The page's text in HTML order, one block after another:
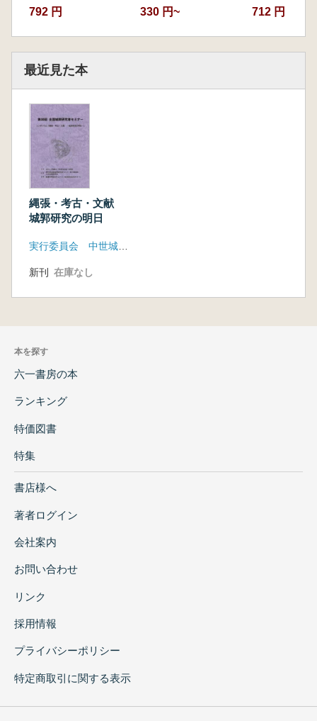
792 円 330 円~ 712 円
最近見た本
縄張・考古・文献
城郭研究の明日
新刊 在庫なし
本を探す
六一書房の本
ランキング
特価図書
特集
書店様へ
著者ログイン
会社案内
お問い合わせ
リンク
採用情報
プライバシーポリシー
特定商取引に関する表示